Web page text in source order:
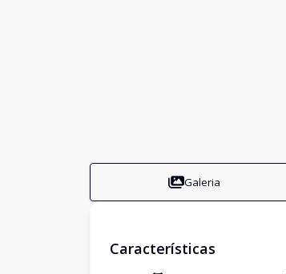
Galeria
Características